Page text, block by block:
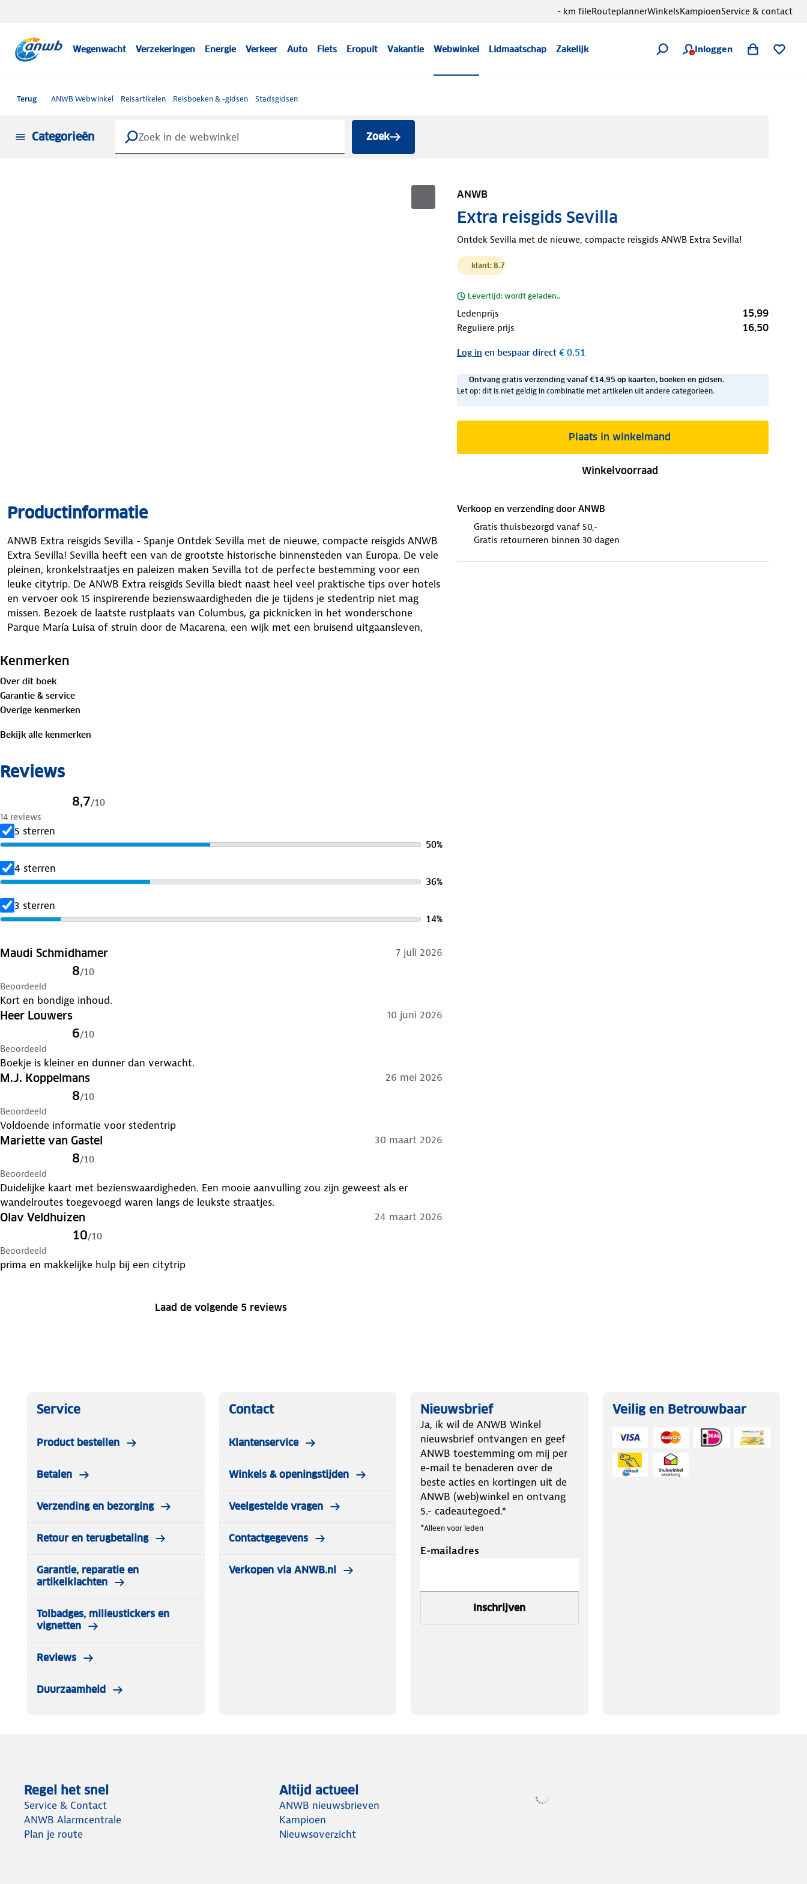
Wegenwacht Verzekeringen Energie Verkeer Auto Fiets Eropuit Vakantie Webwinkel Lidmaatschap Zakelijk Inloggen
- km fileRouteplannerWinkelsKampioenService & contact
Terug ANWB Webwinkel Reisartikelen Reisboeken & -gidsen Stadsgidsen
Categorieën Zoek
ANWB
Extra reisgids Sevilla
Ontdek Sevilla met de nieuwe, compacte reisgids ANWB Extra Sevilla!
klant: 8.7
Levertijd: wordt geladen..
Ledenprijs 15,99
Reguliere prijs 16,50
Log in en bespaar direct€ 0,51
Ontvang gratis verzending vanaf €14,95 op kaarten, boeken en gidsen.
Let op: dit is niet geldig in combinatie met artikelen uit andere categorieën.
Plaats in winkelmand
Winkelvoorraad
Verkoop en verzending door ANWB
Gratis thuisbezorgd vanaf 50,-
Gratis retourneren binnen 30 dagen
Productinformatie
ANWB Extra reisgids Sevilla - Spanje Ontdek Sevilla met de nieuwe, compacte reisgids ANWB
Extra Sevilla! Sevilla heeft een van de grootste historische binnensteden van Europa. De vele
pleinen, kronkelstraatjes en paleizen maken Sevilla tot de perfecte bestemming voor een
leuke citytrip. De ANWB Extra reisgids Sevilla biedt naast heel veel praktische tips over hotels
en vervoer ook 15 inspirerende bezienswaardigheden die je tijdens je stedentrip niet mag
missen. Bezoek de laatste rustplaats van Columbus, ga picknicken in het wonderschone
Parque María Luisa of struin door de Macarena, een wijk met een bruisend uitgaansleven,
heeft een handige uitneembare kaart met daarop de beste tips voor overnachten, winkelen,
Met al meer dan 6 miljoen gidsen verkocht, biedt deze serie een reisgids voor nagenoeg
iedere denkbare bestemming.
Kenmerken
Over dit boek
Garantie & service
Overige kenmerken
Bekijk alle kenmerken
Reviews
8,7/10
14 reviews
5 sterren
50%
4 sterren
36%
3 sterren
14%
Maudi Schmidhamer 7 juli 2026
8/10
Beoordeeld
Kort en bondige inhoud.
Heer Louwers 10 juni 2026
6/10
Beoordeeld
Boekje is kleiner en dunner dan verwacht.
M.J. Koppelmans 26 mei 2026
8/10
Beoordeeld
Voldoende informatie voor stedentrip
Mariette van Gastel 30 maart 2026
8/10
Beoordeeld
Duidelijke kaart met bezienswaardigheden. Een mooie aanvulling zou zijn geweest als er
wandelroutes toegevoegd waren langs de leukste straatjes.
Olav Veldhuizen 24 maart 2026
10/10
Beoordeeld
prima en makkelijke hulp bij een citytrip
Laad de volgende 5 reviews
Service
Product bestellen
Betalen
Verzending en bezorging
Retour en terugbetaling
Garantie, reparatie en
artikelklachten
Tolbadges, milieustickers en
vignetten
Reviews
Duurzaamheid
Contact
Klantenservice
Winkels & openingstijden
Veelgestelde vragen
Contactgegevens
Verkopen via ANWB.nl
Nieuwsbrief
Ja, ik wil de ANWB Winkel
nieuwsbrief ontvangen en geef
ANWB toestemming om mij per
e-mail te benaderen over de
beste acties en kortingen uit de
ANWB (web)winkel en ontvang
5.- cadeautegoed.*
*Alleen voor leden
E-mailadres
Inschrijven
Veilig en Betrouwbaar
Regel het snel
Service & Contact
ANWB Alarmcentrale
Plan je route
Altijd actueel
ANWB nieuwsbrieven
Kampioen
Nieuwsoverzicht